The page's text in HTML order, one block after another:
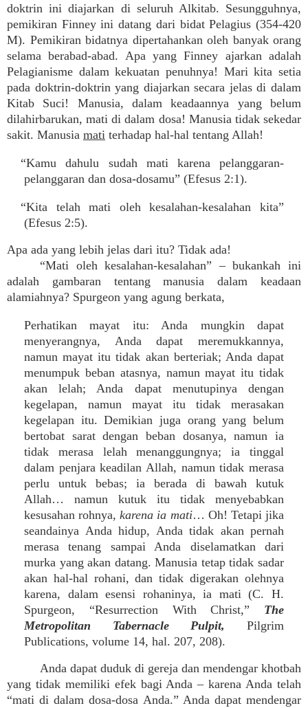
doktrin ini diajarkan di seluruh Alkitab. Sesungguhnya,
pemikiran Finney ini datang dari bidat Pelagius (354-420
M). Pemikiran bidatnya dipertahankan oleh banyak orang
selama berabad-abad. Apa yang Finney ajarkan adalah
Pelagianisme dalam kekuatan penuhnya! Mari kita setia
pada doktrin-doktrin yang diajarkan secara jelas di dalam
Kitab Suci! Manusia, dalam keadaannya yang belum
dilahirbarukan, mati di dalam dosa! Manusia tidak sekedar
sakit. Manusia mati terhadap hal-hal tentang Allah!
“Kamu dahulu sudah mati karena pelanggaran-
pelanggaran dan dosa-dosamu” (Efesus 2:1).
“Kita telah mati oleh kesalahan-kesalahan kita”
(Efesus 2:5).
Apa ada yang lebih jelas dari itu? Tidak ada!
“Mati oleh kesalahan-kesalahan” – bukankah ini
adalah gambaran tentang manusia dalam keadaan
alamiahnya? Spurgeon yang agung berkata,
Perhatikan mayat itu: Anda mungkin dapat
menyerangnya, Anda dapat meremukkannya,
namun mayat itu tidak akan berteriak; Anda dapat
menumpuk beban atasnya, namun mayat itu tidak
akan lelah; Anda dapat menutupinya dengan
kegelapan, namun mayat itu tidak merasakan
kegelapan itu. Demikian juga orang yang belum
bertobat sarat dengan beban dosanya, namun ia
tidak merasa lelah menanggungnya; ia tinggal
dalam penjara keadilan Allah, namun tidak merasa
perlu untuk bebas; ia berada di bawah kutuk
Allah… namun kutuk itu tidak menyebabkan
kesusahan rohnya,karena ia mati… Oh! Tetapi jika
seandainya Anda hidup, Anda tidak akan pernah
merasa tenang sampai Anda diselamatkan dari
murka yang akan datang. Manusia tetap tidak sadar
akan hal-hal rohani, dan tidak digerakan olehnya
karena, dalam esensi rohaninya, ia mati (C. H.
Spurgeon, “Resurrection With Christ,” The
Metropolitan Tabernacle Pulpit,
Pilgrim
Publications, volume 14, hal. 207, 208).
Anda dapat duduk di gereja dan mendengar khotbah
yang tidak memiliki efek bagi Anda – karena Anda telah
“mati di dalam dosa-dosa Anda.” Anda dapat mendengar